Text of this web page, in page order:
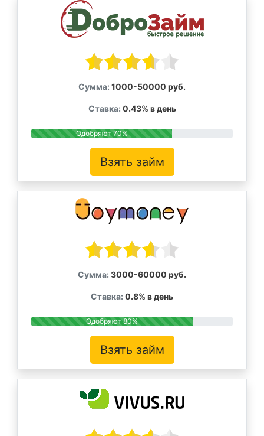
Сумма: 1000-50000 руб.
Ставка: 0.43% в день
Одобряют 70%
Взять займ
Сумма: 3000-60000 руб.
Ставка: 0.8% в день
Одобряют 80%
Взять займ